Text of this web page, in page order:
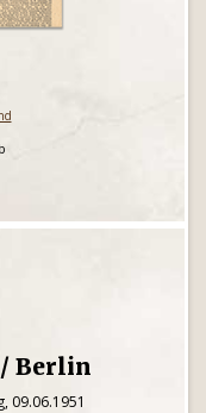
/ Berlin
09.06.1951